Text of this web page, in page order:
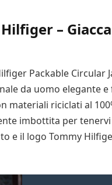
– Giacca
Packable Circular
da uomo elegante e
materiali riciclati al
imbottita per tenervi
e il logo Tommy